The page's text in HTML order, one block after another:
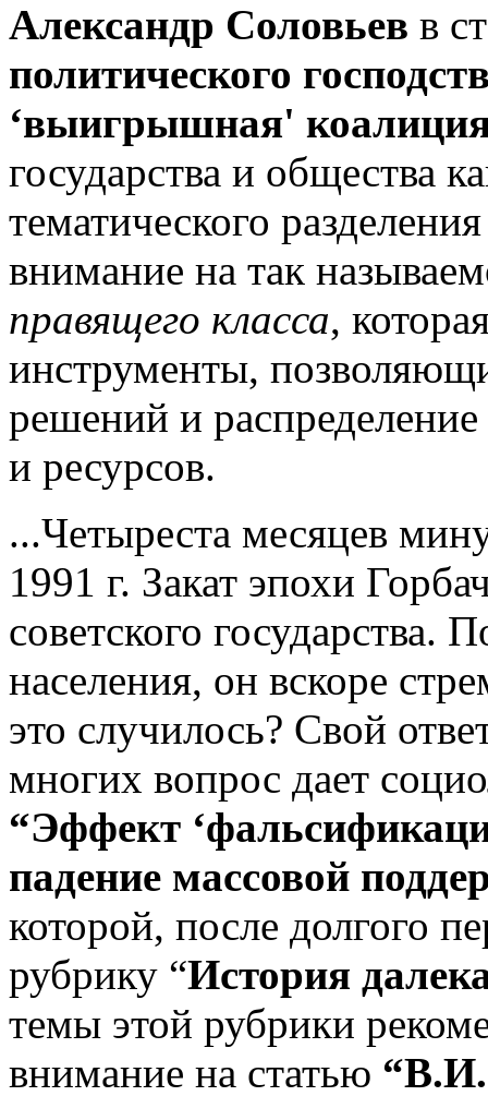
Александр Соловьев в
политического
‘выигрышная'
государства и общества
тематического
внимание на так
правящего класса,
инструменты,
решений и
и ресурсов.
...Четыреста месяцев
1991 г. Закат эпохи
советского
населения, он вскоре
это случилось? Свой
многих вопрос дает
“Эффект
падение массовой
которой, после долгого
рубрику “История
темы этой рубрики
внимание на статью